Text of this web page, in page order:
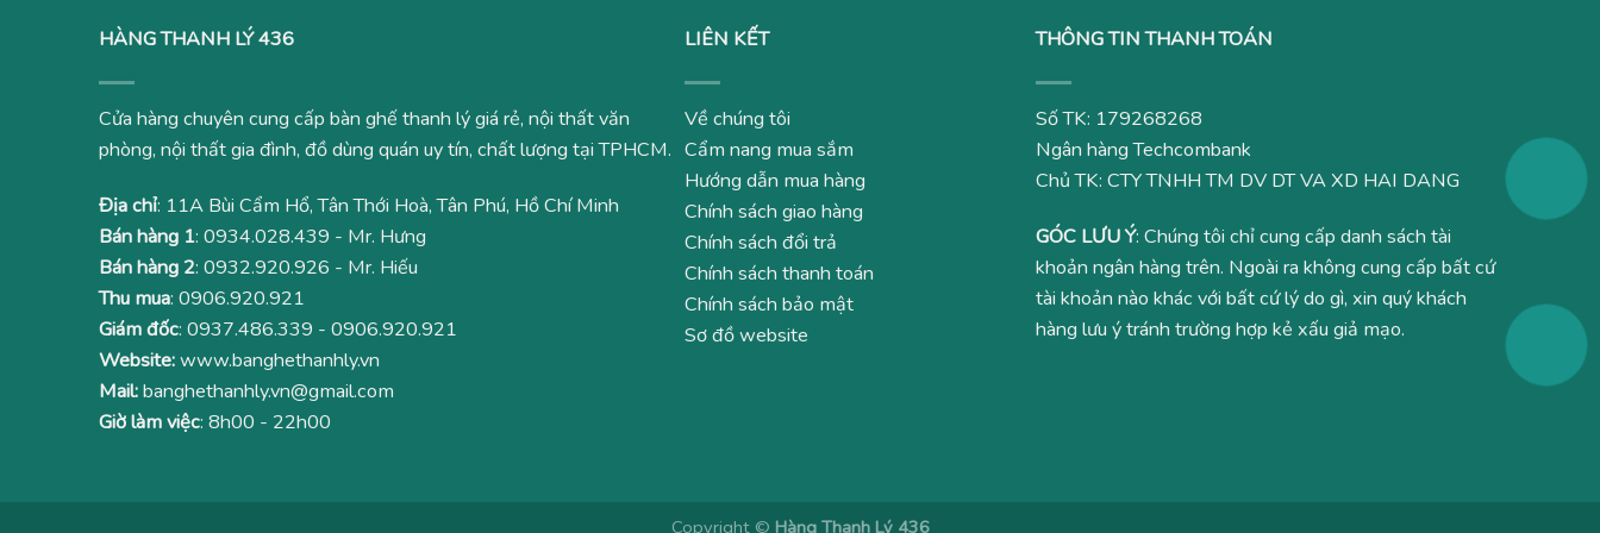
HÀNG THANH LÝ 436
Cửa hàng chuyên cung cấp bàn ghế thanh lý giá rẻ, nội thất văn
phòng, nội thất gia đình, đồ dùng quán uy tín, chất lượng tại TPHCM.
Địa chỉ: 11A Bùi Cẩm Hổ, Tân Thới Hoà, Tân Phú, Hồ Chí Minh
Bán hàng 1: 0934.028.439 - Mr. Hưng
Bán hàng 2: 0932.920.926 - Mr. Hiếu
Thu mua: 0906.920.921
Giám đốc: 0937.486.339 - 0906.920.921
Website:www.banghethanhly.vn
Mail:banghethanhly.vn@gmail.com
Giờ làm việc: 8h00 - 22h00
LIÊN KẾT
Về chúng tôi
Cẩm nang mua sắm
Hướng dẫn mua hàng
Chính sách giao hàng
Chính sách đổi trả
Chính sách thanh toán
Chính sách bảo mật
Sơ đồ website
THÔNG TIN THANH TOÁN
Số TK: 179268268
Ngân hàng Techcombank
Chủ TK: CTY TNHH TM DV DT VA XD HAI DANG
GÓC LƯU Ý: Chúng tôi chỉ cung cấp danh sách tài
khoản ngân hàng trên. Ngoài ra không cung cấp bất cứ
tài khoản nào khác với bất cứ lý do gì, xin quý khách
hàng lưu ý tránh trường hợp kẻ xấu giả mạo.
Copyright © Hàng Thanh Lý 436